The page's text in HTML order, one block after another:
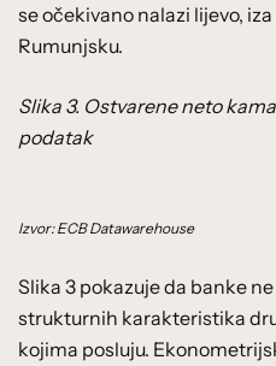
se očekivano nalazi lijevo,
Rumunjsku.
Slika 3. Ostvarene neto
podatak
Izvor: ECB Datawarehouse
Slika 3 pokazuje da banke
strukturnih karakteristika
kojima posluju.